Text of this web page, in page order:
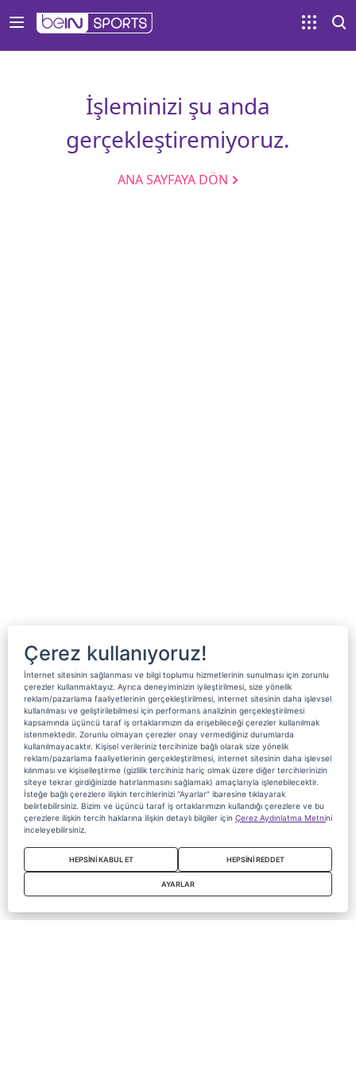
İşleminizi şu anda
gerçekleştiremiyoruz.
ANA SAYFAYA DÖN
Çerez kullanıyoruz!
İnternet sitesinin sağlanması ve bilgi toplumu hizmetlerinin sunulması için zorunlu
çerezler kullanmaktayız. Ayrıca deneyiminizin iyileştirilmesi, size yönelik
reklam/pazarlama faaliyetlerinin gerçekleştirilmesi, internet sitesinin daha işlevsel
kullanılması ve geliştirilebilmesi için performans analizinin gerçekleştirilmesi
kapsamında üçüncü taraf iş ortaklarımızın da erişebileceği çerezler kullanılmak
istenmektedir. Zorunlu olmayan çerezler onay vermediğiniz durumlarda
kullanılmayacaktır. Kişisel verileriniz tercihinize bağlı olarak size yönelik
reklam/pazarlama faaliyetlerinin gerçekleştirilmesi, internet sitesinin daha işlevsel
kılınması ve kişiselleştirme (gizlilik tercihiniz hariç olmak üzere diğer tercihlerinizin
siteye tekrar girdiğinizde hatırlanmasını sağlamak) amaçlarıyla işlenebilecektir.
İsteğe bağlı çerezlere ilişkin tercihlerinizi “Ayarlar” ibaresine tıklayarak
belirtebilirsiniz. Bizim ve üçüncü taraf iş ortaklarımızın kullandığı çerezlere ve bu
çerezlere ilişkin tercih haklarına ilişkin detaylı bilgiler için Çerez Aydınlatma Metnini
inceleyebilirsiniz.
HEPSİNİ KABUL ET HEPSİNİ REDDET
AYARLAR